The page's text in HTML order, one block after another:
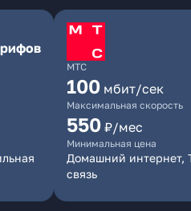
МТС
100 мбит/сек
Максимальная скорость
550 ₽/мес
Минимальная цена
Домашний интернет,
связь